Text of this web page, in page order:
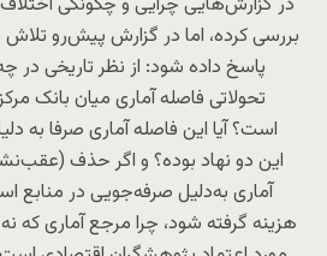
بررسی کرده، اما در گزارش پیش‌رو
پاسخ داده شود: از نظر تاریخی در
تحولاتی فاصله آماری میان بانک
است؟ آیا این فاصله آماری صرفا به
این دو نهاد بوده؟ و اگر حذف
آماری به‌دلیل صرفه‌جویی در منابع
هزینه گرفته شود، چرا مرجع آماری که